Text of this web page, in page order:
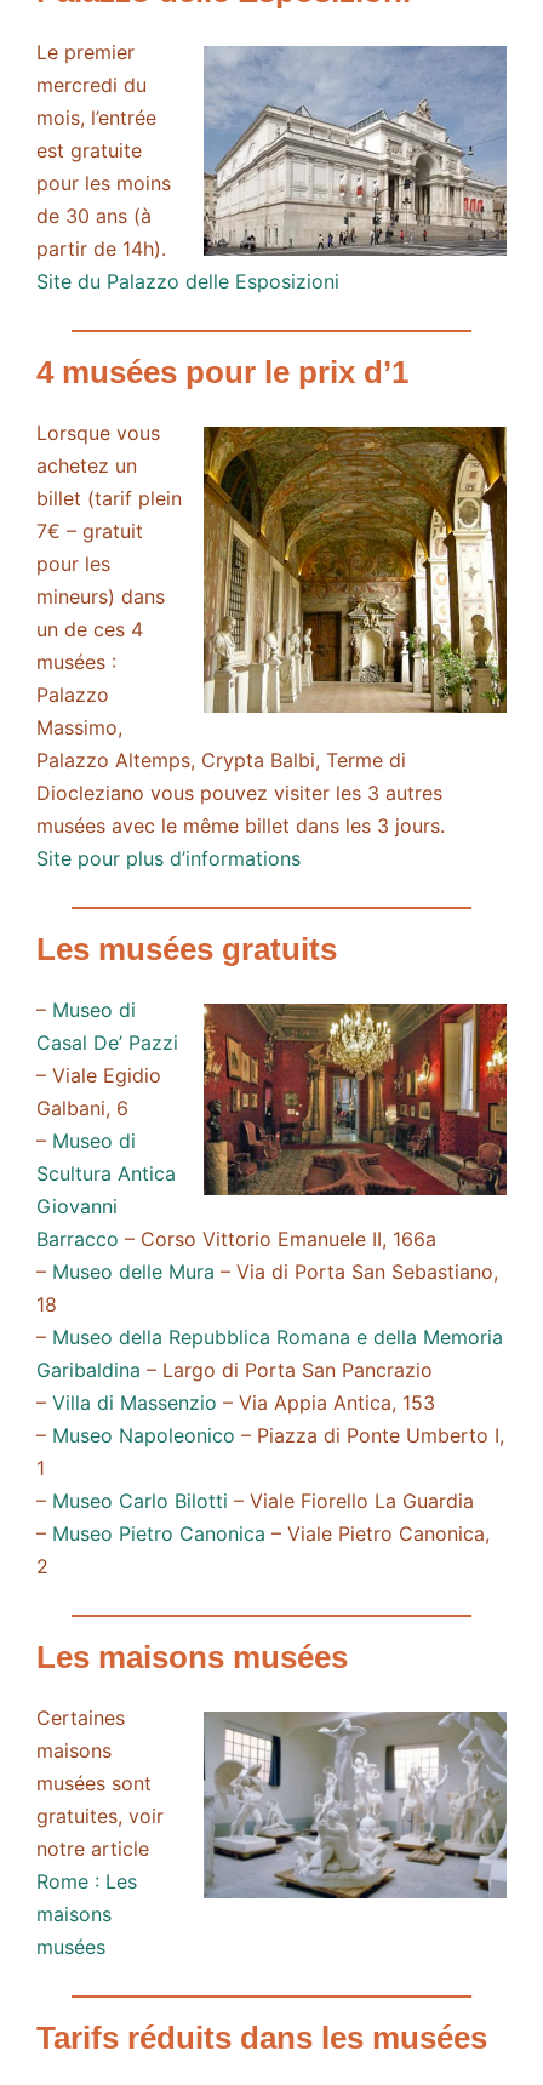
Le premier
mercredi du
mois, l’entrée
est gratuite
pour les moins
de 30 ans (à
partir de 14h).
Site du Palazzo delle Esposizioni
4 musées pour le prix d’1
Lorsque vous
achetez un
billet (tarif plein
7€ – gratuit
pour les
mineurs) dans
un de ces 4
musées :
Palazzo
Massimo,
Palazzo Altemps, Crypta Balbi, Terme di
Diocleziano vous pouvez visiter les 3 autres
musées avec le même billet dans les 3 jours.
Site pour plus d’informations
Les musées gratuits
– Museo di
Casal De’ Pazzi
– Viale Egidio
Galbani, 6
– Museo di
Scultura Antica
Giovanni
Barracco – Corso Vittorio Emanuele II, 166a
– Museo delle Mura – Via di Porta San Sebastiano,
18
– Museo della Repubblica Romana e della Memoria
Garibaldina – Largo di Porta San Pancrazio
– Villa di Massenzio – Via Appia Antica, 153
– Museo Napoleonico – Piazza di Ponte Umberto I,
1
– Museo Carlo Bilotti – Viale Fiorello La Guardia
– Museo Pietro Canonica – Viale Pietro Canonica,
2
Les maisons musées
Certaines
maisons
musées sont
gratuites, voir
notre article
Rome : Les
maisons
musées
Tarifs réduits dans les musées